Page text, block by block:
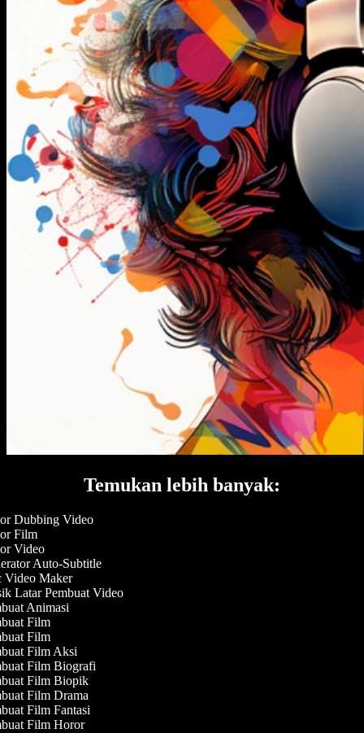
Temukan lebih banyak:
Dubbing Video
Film
Video
Auto-Subtitle
Maker
Latar Pembuat Video
Animasi
Film
Film
Film Aksi
Film Biografi
Film Biopik
Film Drama
Film Fantasi
Film Horor